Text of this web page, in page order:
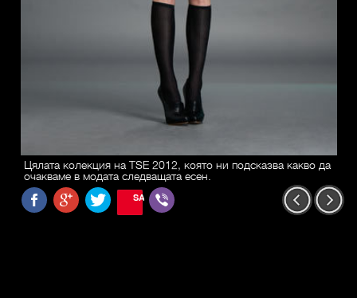
Цялата колекция на TSE 2012, която ни подсказва какво да
очакваме в модата следващата есен.
SAVE